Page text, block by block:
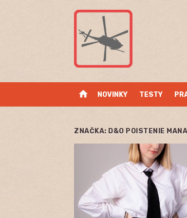
home NOVINKY TESTY
ZNAČKA: D&O POISTENIE